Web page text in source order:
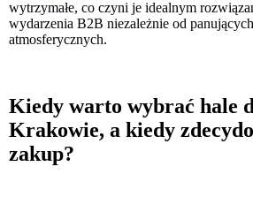
wytrzymałe, co czyni je idealnym
wydarzenia B2B niezależnie od
atmosferycznych.
Kiedy warto wybrać hale
Krakowie, a kiedy
zakup?